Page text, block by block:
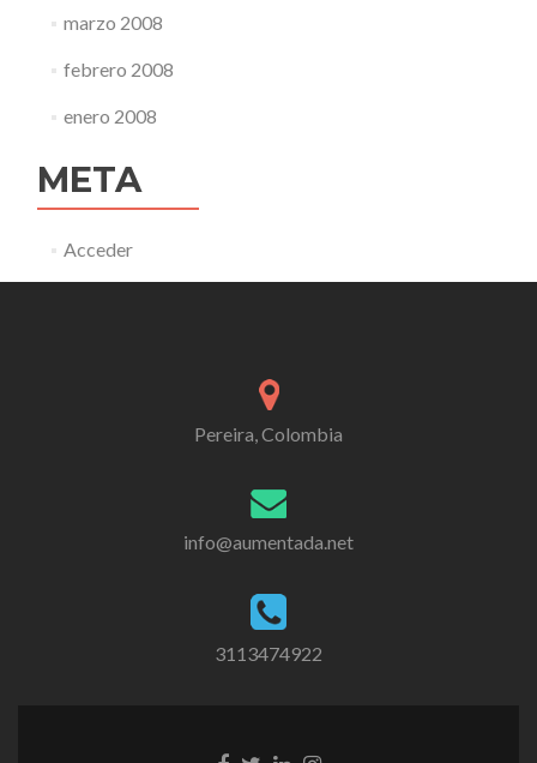
marzo 2008
febrero 2008
enero 2008
META
Acceder
Pereira, Colombia
info@aumentada.net
3113474922